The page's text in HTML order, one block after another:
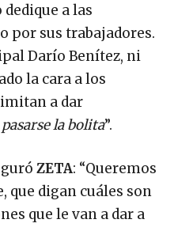
dedique a las
por sus trabajadores.
Darío Benítez, ni
la cara a los
a dar
pasarse la bolita”.
ZETA: “Queremos
que digan cuáles son
que le van a dar a